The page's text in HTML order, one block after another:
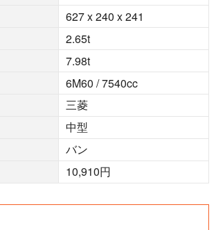
627 x 240 x 241
2.65t
7.98t
6M60 / 7540cc
三菱
中型
バン
10,910円